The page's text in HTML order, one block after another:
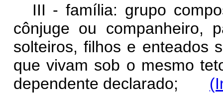
III - família: grupo
cônjuge ou companheiro,
solteiros, filhos e enteados
que vivam sob o mesmo
dependente declarado;